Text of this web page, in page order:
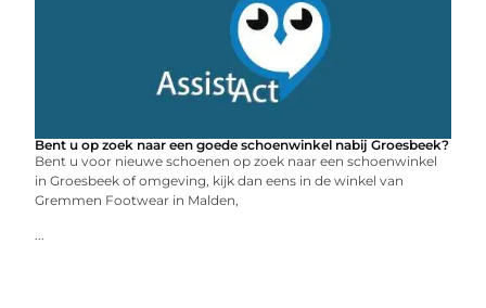
Bent u op zoek naar een goede schoenwinkel nabij Groesbeek?
Bent u voor nieuwe schoenen op zoek naar een schoenwinkel
in Groesbeek of omgeving, kijk dan eens in de winkel van
Gremmen Footwear in Malden,
...